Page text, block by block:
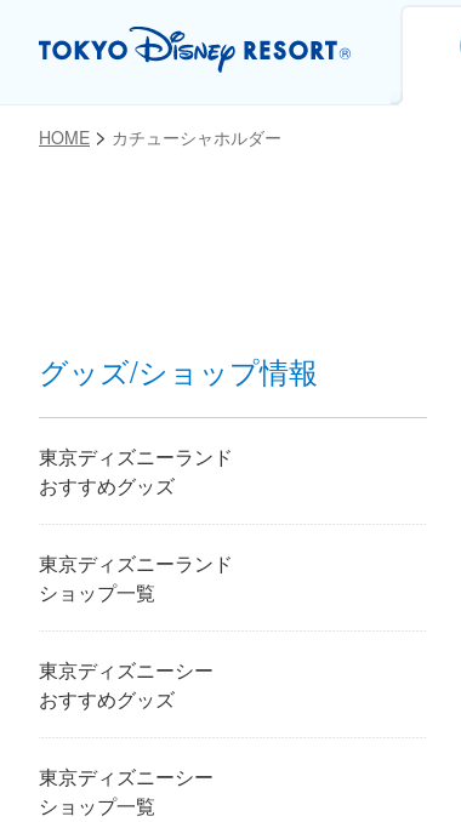
HOME カチューシャホルダー
グッズ/ショップ情報
東京ディズニーランド
おすすめグッズ
東京ディズニーランド
ショップ一覧
東京ディズニーシー
おすすめグッズ
東京ディズニーシー
ショップ一覧